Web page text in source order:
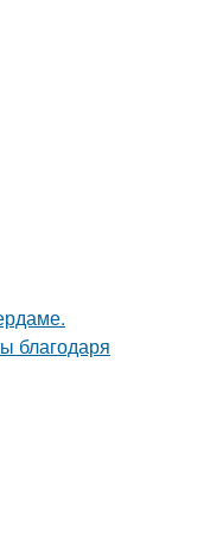
благодаря